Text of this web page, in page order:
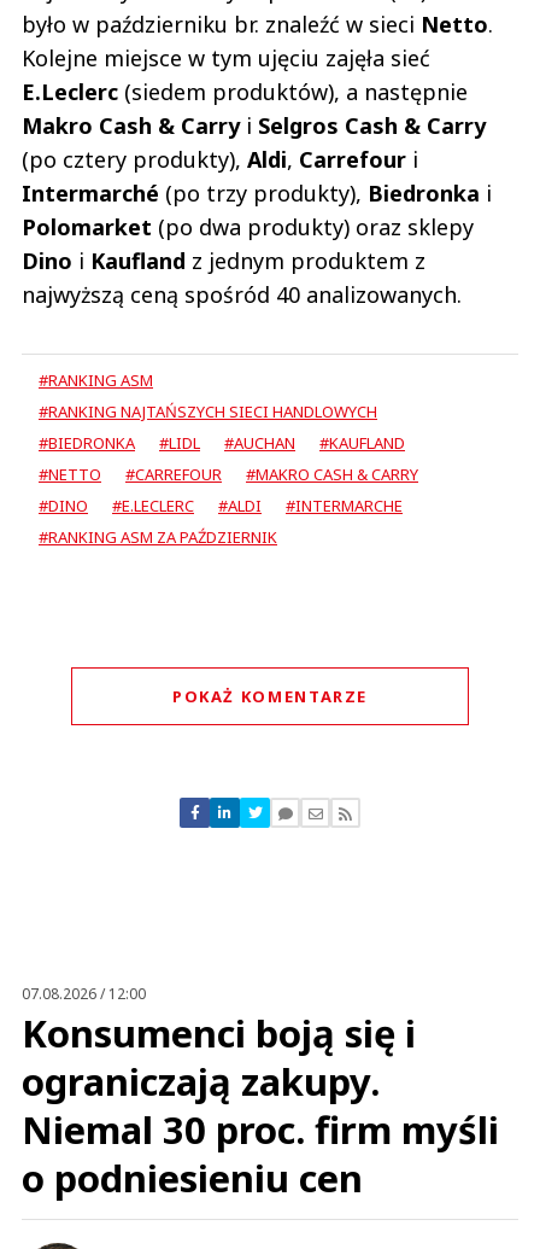
było w październiku br. znaleźć w sieci Netto.
Kolejne miejsce w tym ujęciu zajęła sieć
E.Leclerc (siedem produktów), a następnie
Makro Cash & Carryi Selgros Cash & Carry
(po cztery produkty), Aldi, Carrefour i
Intermarché (po trzy produkty), Biedronka i
Polomarket (po dwa produkty) oraz sklepy
Dino i Kaufland z jednym produktem z
najwyższą ceną spośród 40 analizowanych.
#RANKING ASM
#RANKING NAJTAŃSZYCH SIECI HANDLOWYCH
#BIEDRONKA
#LIDL #AUCHAN
#KAUFLAND
#NETTO
#CARREFOUR
#MAKRO CASH & CARRY
#DINO
#E.LECLERC #ALDI
#INTERMARCHE
#RANKING ASM ZA PAŹDZIERNIK
POKAŻ KOMENTARZE
Nie znaleziono komentarzy
Zostaw swoje komentarze
07.08.2026 / 12:00
Konsumenci boją się i
ograniczają zakupy.
Niemal 30 proc. firm myśli
o podniesieniu cen